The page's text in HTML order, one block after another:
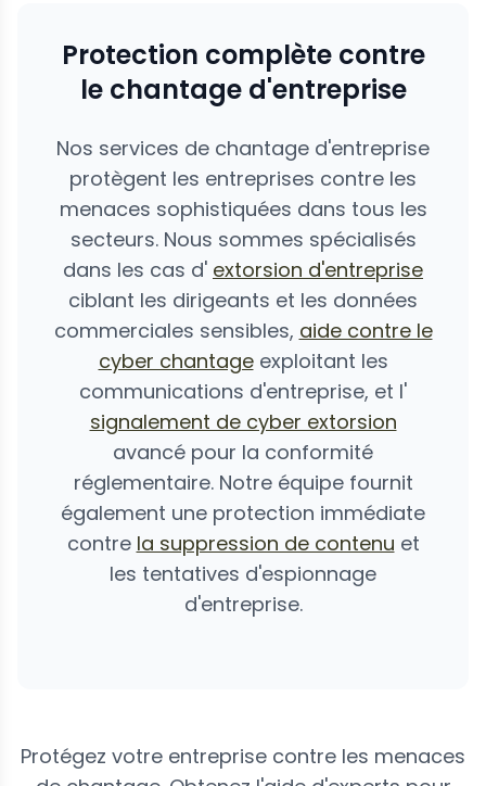
Protection complète contre
le chantage d'entreprise
Nos services de chantage d'entreprise
protègent les entreprises contre les
menaces sophistiquées dans tous les
secteurs. Nous sommes spécialisés
dans les cas d' extorsion d'entreprise
ciblant les dirigeants et les données
commerciales sensibles, aide contre le
cyber chantageexploitant les
communications d'entreprise, et l'
signalement de cyber extorsion
avancé pour la conformité
réglementaire. Notre équipe fournit
également une protection immédiate
contre la suppression de contenu et
les tentatives d'espionnage
d'entreprise.
Protégez votre entreprise contre les menaces